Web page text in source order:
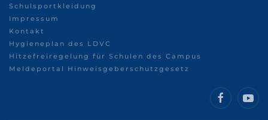
Schulsportkleidung
Impressum
Kontakt
Hygieneplan des LDVC
Hitzefreiregelung für Schulen des Campus
Meldeportal Hinweisgeberschutzgesetz